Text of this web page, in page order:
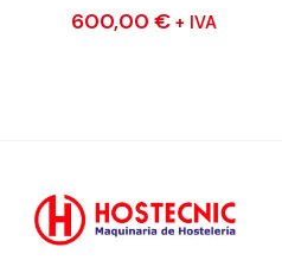
600,00 € + IVA